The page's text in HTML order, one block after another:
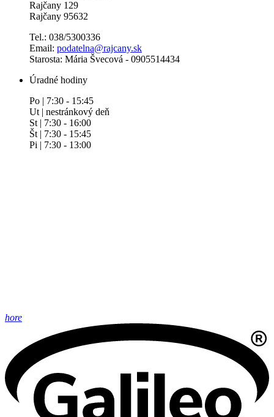
Rajčany 129
Rajčany 95632
Tel.: 038/5300336
Email: podatelna@rajcany.sk
Starosta: Mária Švecová - 0905514434
Úradné hodiny
Po | 7:30 - 15:45
Ut | nestránkový deň
St | 7:30 - 16:00
Št | 7:30 - 15:45
Pi | 7:30 - 13:00
hore